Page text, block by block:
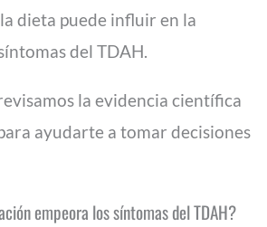
dieta puede influir en la
del TDAH.
la evidencia científica
ayudarte a tomar decisiones
empeora los síntomas del TDAH?